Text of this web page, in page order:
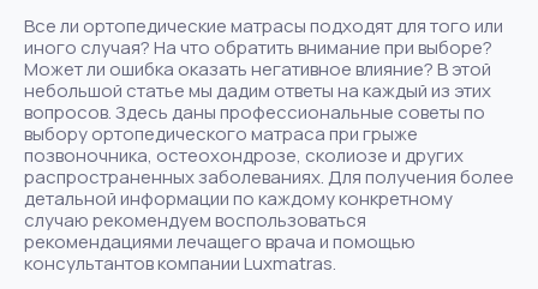
Все ли ортопедические матрасы подходят для того или
иного случая? На что обратить внимание при выборе?
Может ли ошибка оказать негативное влияние? В этой
небольшой статье мы дадим ответы на каждый из этих
вопросов. Здесь даны профессиональные советы по
выбору ортопедического матраса при грыже
позвоночника, остеохондрозе, сколиозе и других
распространенных заболеваниях. Для получения более
детальной информации по каждому конкретному
случаю рекомендуем воспользоваться
рекомендациями лечащего врача и помощью
консультантов компании Luxmatras.